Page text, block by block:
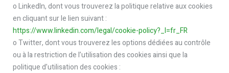
o LinkedIn, dont vous trouverez la politique relative aux cookies
en cliquant sur le lien suivant :
https://www.linkedin.com/legal/cookie-policy?_l=fr_FR
o Twitter, dont vous trouverez les options dédiées au contrôle
ou à la restriction de l’utilisation des cookies ainsi que la
politique d’utilisation des cookies :